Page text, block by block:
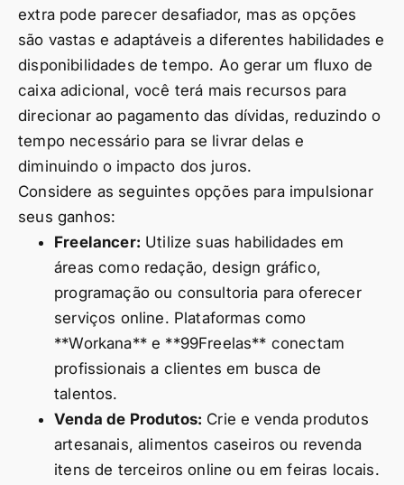
extra pode parecer desafiador, mas as opções
são vastas e adaptáveis a diferentes habilidades e
disponibilidades de tempo. Ao gerar um fluxo de
caixa adicional, você terá mais recursos para
direcionar ao pagamento das dívidas, reduzindo o
tempo necessário para se livrar delas e
diminuindo o impacto dos juros.
Considere as seguintes opções para impulsionar
seus ganhos:
Freelancer: Utilize suas habilidades em
áreas como redação, design gráfico,
programação ou consultoria para oferecer
serviços online. Plataformas como
**Workana** e **99Freelas** conectam
profissionais a clientes em busca de
talentos.
Venda de Produtos: Crie e venda produtos
artesanais, alimentos caseiros ou revenda
itens de terceiros online ou em feiras locais.